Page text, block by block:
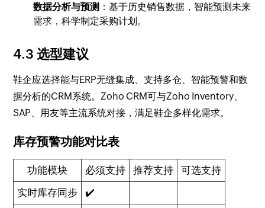
数据分析与预测 ：基于历史销售数据，智能预测未来
需求，科学制定采购计划。
4.3 选型建议
鞋企应选择能与ERP无缝集成、支持多仓、智能预警和数
据分析的CRM系统。Zoho CRM可与Zoho Inventory、
SAP、用友等主流系统对接，满足鞋企多样化需求。
库存预警功能对比表
功能模块 必须支持 推荐支持
可选支持
实时库存同步
✔️